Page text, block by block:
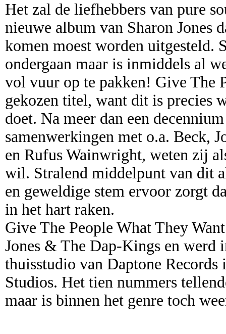
Het zal de liefhebbers van pure
nieuwe album van Sharon Jones
komen moest worden uitgesteld.
ondergaan maar is inmiddels al
vol vuur op te pakken! Give The
gekozen titel, want dit is precies
doet. Na meer dan een
samenwerkingen met o.a. Beck,
en Rufus Wainwright, weten zij
wil. Stralend middelpunt van dit
en geweldige stem ervoor zorgt
in het hart raken.
Give The People What They
Jones & The Dap-Kings en werd
thuisstudio van Daptone
Studios. Het tien nummers
maar is binnen het genre toch